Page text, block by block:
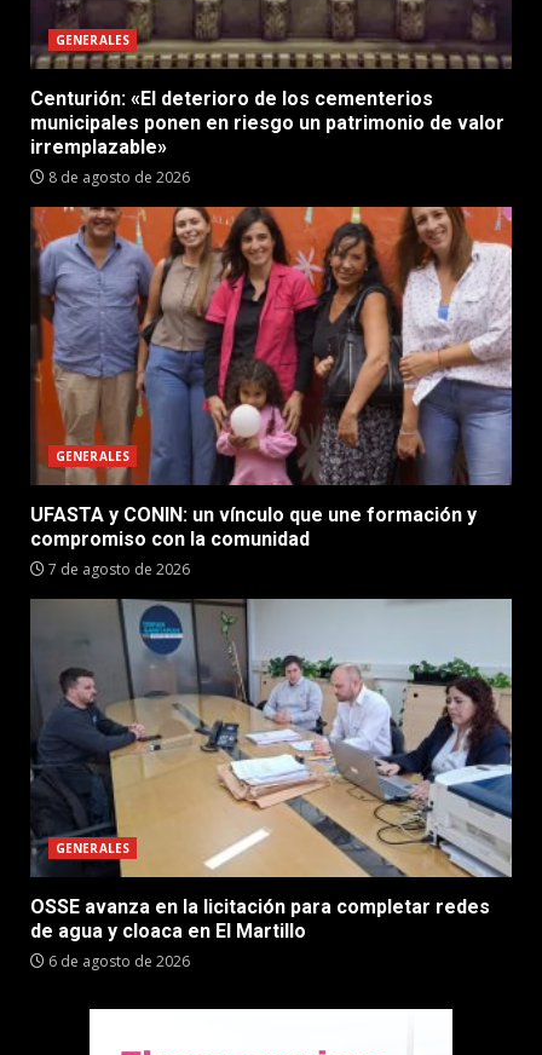
GENERALES
Centurión: «El deterioro de los cementerios
municipales ponen en riesgo un patrimonio de valor
irremplazable»
8 de agosto de 2026
GENERALES
UFASTA y CONIN: un vínculo que une formación y
compromiso con la comunidad
7 de agosto de 2026
GENERALES
OSSE avanza en la licitación para completar redes
de agua y cloaca en El Martillo
6 de agosto de 2026